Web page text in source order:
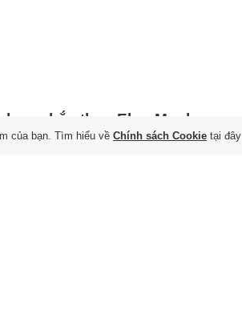
chắc thua Elon Musk
của bạn. Tìm hiểu về Chính sách Cookie tại đây